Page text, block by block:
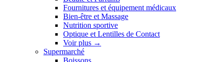
Fournitures et équipement médicaux
Bien-être et Massage
Nutrition sportive
Optique et Lentilles de Contact
Voir plus →
Supermarché
Boissons